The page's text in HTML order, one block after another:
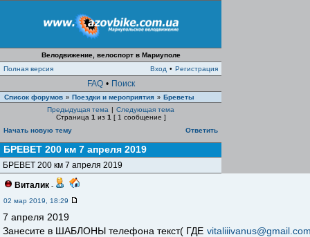
Велодвижение, велоспорт в Мариуполе
Полная версия
Вход • Регистрация
FAQ • Поиск
Список форумов » Поездки и мероприятия » Бреветы
Предыдущая тема | Следующая тема
Страница 1 из 1 [ 1 сообщение ]
Начать новую тему
Ответить
БРЕВЕТ 200 км 7 апреля 2019
БРЕВЕТ 200 км 7 апреля 2019
Виталик -
02 мар 2019, 18:29
7 апреля 2019
Занесите в ШАБЛОНЫ телефона текст( ГДЕ